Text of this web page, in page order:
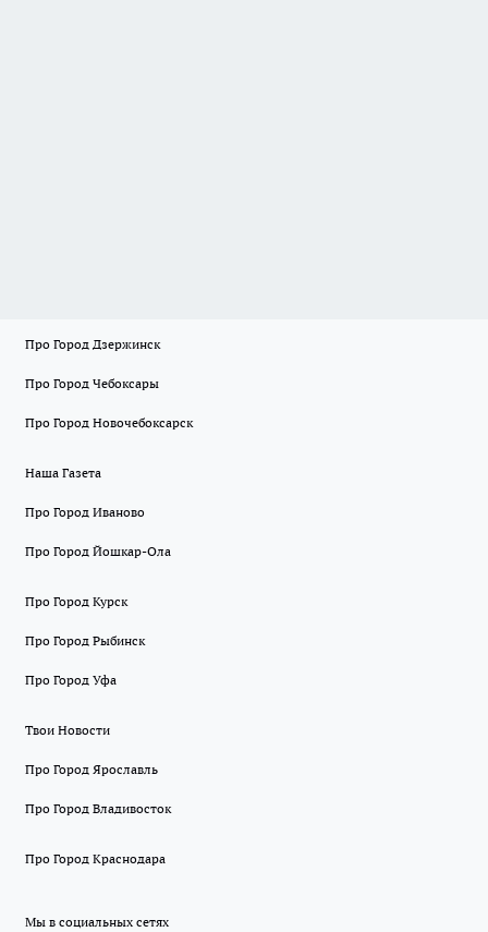
Про Город Дзержинск
Про Город Чебоксары
Про Город Новочебоксарск
Наша Газета
Про Город Иваново
Про Город Йошкар-Ола
Про Город Курск
Про Город Рыбинск
Про Город Уфа
Твои Новости
Про Город Ярославль
Про Город Владивосток
Про Город Краснодара
Мы в социальных сетях